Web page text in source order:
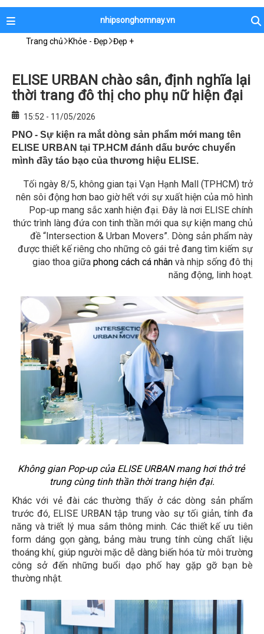
nhipsonghomnay.vn
Trang chủ Khỏe - Đẹp Đẹp +
ELISE URBAN chào sân, định nghĩa lại
thời trang đô thị cho phụ nữ hiện đại
15:52 - 11/05/2026
PNO - Sự kiện ra mắt dòng sản phẩm mới mang tên
ELISE URBAN tại TP.HCM đánh dấu bước chuyển
mình đầy táo bạo của thương hiệu ELISE.
Tối ngày 8/5, không gian tại Vạn Hạnh Mall (TPHCM) trở
nên sôi động hơn bao giờ hết với sự xuất hiện của mô hình
Pop-up mang sắc xanh hiện đại. Đây là nơi ELISE chính
thức trình làng đứa con tinh thần mới qua sự kiện mang chủ
đề “Intersection & Urban Movers”. Dòng sản phẩm này
được thiết kế riêng cho những cô gái trẻ đang tìm kiếm sự
giao thoa giữa phong cách cá nhânvà nhịp sống đô thị
năng động, linh hoạt.
Không gian Pop-up của ELISE URBAN mang hơi thở trẻ
trung cùng tinh thần thời trang hiện đại.
Khác với vẻ đài các thường thấy ở các dòng sản phẩm
trước đó, ELISE URBAN tập trung vào sự tối giản, tính đa
năng và triết lý mua sắm thông minh. Các thiết kế ưu tiên
form dáng gọn gàng, bảng màu trung tính cùng chất liệu
thoáng khí, giúp người mặc dễ dàng biến hóa từ môi trường
công sở đến những buổi dạo phố hay gặp gỡ bạn bè
thường nhật.